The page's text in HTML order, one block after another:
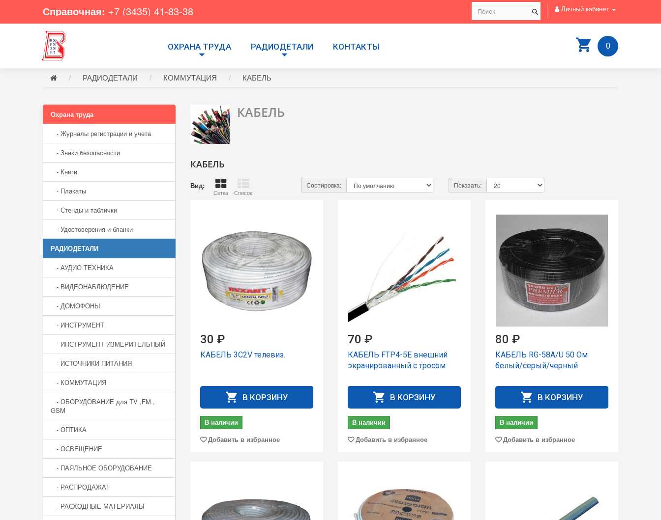
Справочная: +7 (3435) 41-83-38 Личный кабинет
0
ОХРАНА ТРУДА РАДИОДЕТАЛИ КОНТАКТЫ
РАДИОДЕТАЛИ КОММУТАЦИЯ КАБЕЛЬ
Охрана труда
- Журналы регистрации и учета
- Знаки безопасности
- Книги
- Плакаты
- Стенды и таблички
- Удостоверения и бланки
РАДИОДЕТАЛИ
- АУДИО ТЕХНИКА
- ВИДЕОНАБЛЮДЕНИЕ
- ДОМОФОНЫ
- ИНСТРУМЕНТ
- ИНСТРУМЕНТ ИЗМЕРИТЕЛЬНЫЙ
- ИСТОЧНИКИ ПИТАНИЯ
- КОММУТАЦИЯ
- ОБОРУДОВАНИЕ для TV ,FM ,
GSM
- ОПТИКА
- ОСВЕЩЕНИЕ
- ПАЯЛЬНОЕ ОБОРУДОВАНИЕ
- РАСПРОДАЖА!
- РАСХОДНЫЕ МАТЕРИАЛЫ
КАБЕЛЬ
КАБЕЛЬ
Вид:
Сетка Список
Сортировка: Показать:
30 ₽
КАБЕЛЬ 3C2V телевиз.
В КОРЗИНУ
В наличии
Добавить в избранное
70 ₽
КАБЕЛЬ FTP4-5Е внешний
экранированный с тросом
В КОРЗИНУ
В наличии
Добавить в избранное
80 ₽
КАБЕЛЬ RG-58A/U 50 Ом
белый/серый/черный
В КОРЗИНУ
В наличии
Добавить в избранное